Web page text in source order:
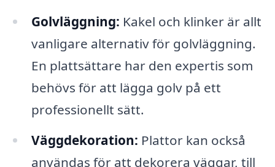
Golvläggning: Kakel och klinker är allt
vanligare alternativ för golvläggning.
En plattsättare har den expertis som
behövs för att lägga golv på ett
professionellt sätt.
Väggdekoration: Plattor kan också
användas för att dekorera väggar, till